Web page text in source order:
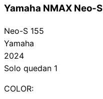
Yamaha NMAX Neo‑S
Neo-S 155
Yamaha
2024
Solo quedan 1
COLOR: